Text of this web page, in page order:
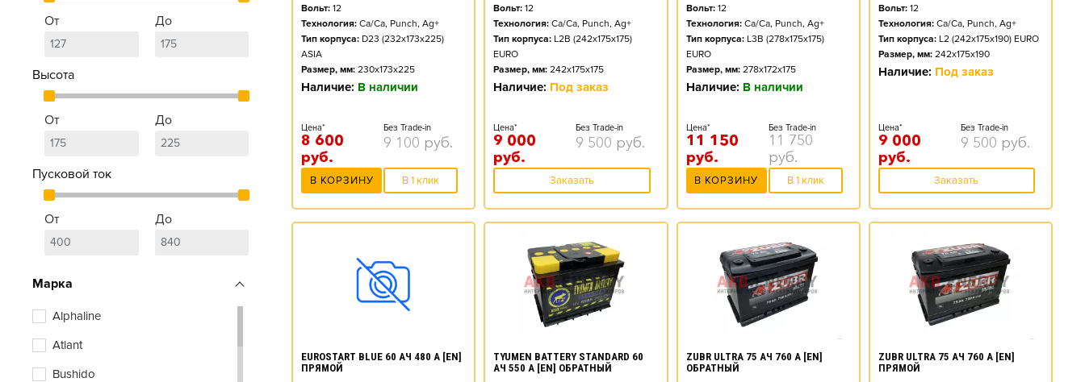
От До
Высота
От До
Пусковой ток
От До
Марка
Alphaline
Atlant
Bushido
Вольт: 12
Технология: Ca/Ca, Punch, Ag+
Тип корпуса: D23 (232x173x225)
ASIA
Размер, мм: 230x173x225
Наличие: В наличии
Цена*
8 600
руб.
Без Trade-in
9 100 руб.
В КОРЗИНУ В 1 клик
Вольт: 12
Технология: Ca/Ca, Punch, Ag+
Тип корпуса: L2B (242x175x175)
EURO
Размер, мм: 242x175x175
Наличие: Под заказ
Цена*
9 000
руб.
Без Trade-in
9 500 руб.
Заказать
Вольт: 12
Технология: Ca/Ca, Punch, Ag+
Тип корпуса: L3B (278x175x175)
EURO
Размер, мм: 278x172x175
Наличие: В наличии
Цена*
11 150
руб.
Без Trade-in
11 750
руб.
В КОРЗИНУ В 1 клик
Вольт: 12
Технология: Ca/Ca, Punch, Ag+
Тип корпуса: L2 (242x175x190) EURO
Размер, мм: 242x175x190
Наличие: Под заказ
Цена*
9 000
руб.
Без Trade-in
9 500 руб.
Заказать
EUROSTART BLUE 60 АЧ 480 А [EN]
ПРЯМОЙ
TYUMEN BATTERY STANDARD 60
АЧ 550 А [EN] ОБРАТНЫЙ
ZUBR ULTRA 75 АЧ 760 А [EN]
ОБРАТНЫЙ
ZUBR ULTRA 75 АЧ 760 А [EN]
ПРЯМОЙ